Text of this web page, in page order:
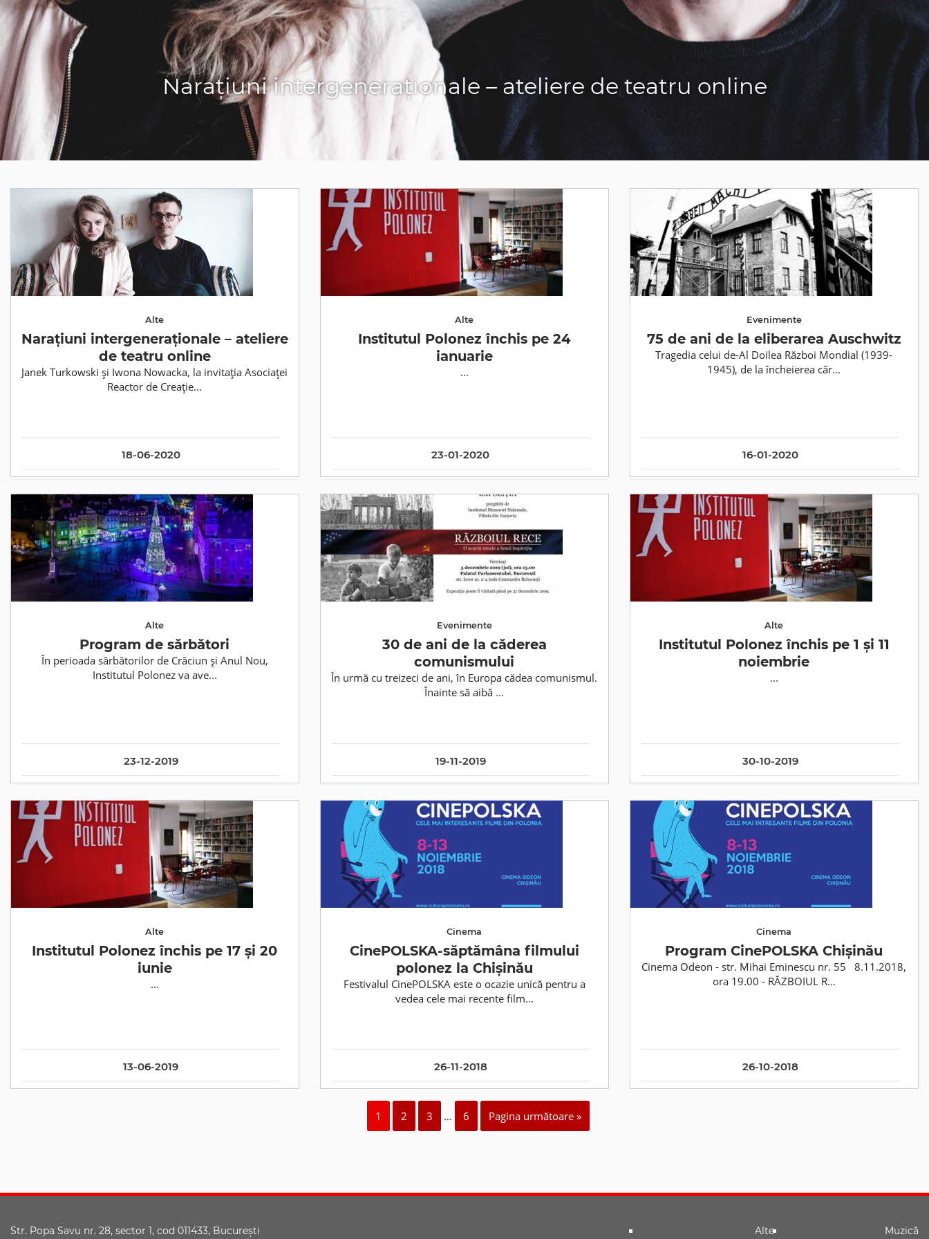
Narațiuni intergeneraționale – ateliere de teatru online
18-06-2020
Alte
Narațiuni intergeneraționale – ateliere
de teatru online
Janek Turkowski și Iwona Nowacka, la invitația Asociaței
Reactor de Creație...
23-01-2020
Alte
Institutul Polonez închis pe 24
ianuarie
...
16-01-2020
Evenimente
75 de ani de la eliberarea Auschwitz
Tragedia celui de-Al Doilea Război Mondial (1939-
1945), de la încheierea căr...
23-12-2019
Alte
Program de sărbători
În perioada sărbătorilor de Crăciun și Anul Nou,
Institutul Polonez va ave...
19-11-2019
Evenimente
30 de ani de la căderea
comunismului
În urmă cu treizeci de ani, în Europa cădea comunismul.
Înainte să aibă ...
30-10-2019
Alte
Institutul Polonez închis pe 1 și 11
noiembrie
...
13-06-2019
Alte
Institutul Polonez închis pe 17 și 20
iunie
...
26-11-2018
Cinema
CinePOLSKA-săptămâna filmului
polonez la Chișinău
Festivalul CinePOLSKA este o ocazie unică pentru a
vedea cele mai recente film...
26-10-2018
Cinema
Program CinePOLSKA Chișinău
Cinema Odeon - str. Mihai Eminescu nr. 55 8.11.2018,
ora 19.00 - RĂZBOIUL R...
1 2 3 … 6 Pagina următoare »
Str. Popa Savu nr. 28, sector 1, cod 011433, Bucureşti
Alte
Muzică